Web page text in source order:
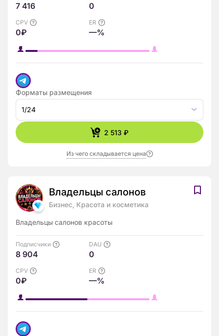
7 416 0
CPV
0₽
ER
—%
Форматы размещения
1/24
2 513 ₽
Из чего складывается цена
Владельцы салонов
Бизнес, Красота и косметика
Владельцы салонов красоты
Подписчики
8 904
DAU
0
CPV
0₽
ER
—%